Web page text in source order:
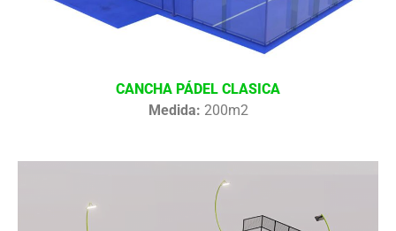
CANCHA PÁDEL CLASICA
Medida: 200m2